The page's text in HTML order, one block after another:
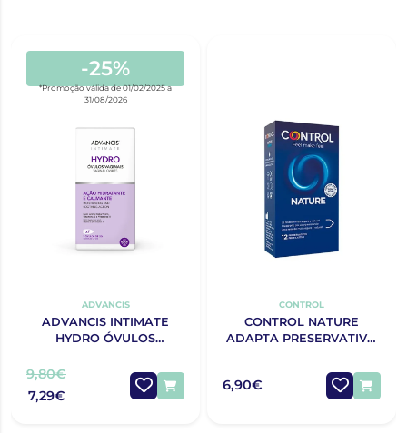
-25%
*Promoção válida de 01/02/2025 a
31/08/2026
ADVANCIS
ADVANCIS INTIMATE
HYDRO ÓVULOS
9,80€
7,29€
CONTROL
CONTROL NATURE
ADAPTA PRESERVATIVO
6,90€